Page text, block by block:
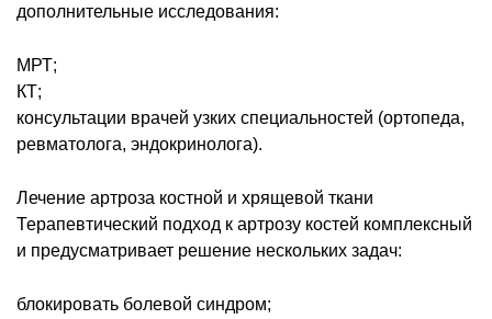
дополнительные исследования:
МРТ;
КТ;
консультации врачей узких специальностей (ортопеда,
ревматолога, эндокринолога).
Лечение артроза костной и хрящевой ткани
Терапевтический подход к артрозу костей комплексный
и предусматривает решение нескольких задач:
блокировать болевой синдром;